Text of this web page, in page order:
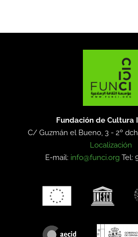
Fundación de Cultura
C/ Guzmán el Bueno, 3 - 2º
Localización
E-mail: info@funci.org Tel: